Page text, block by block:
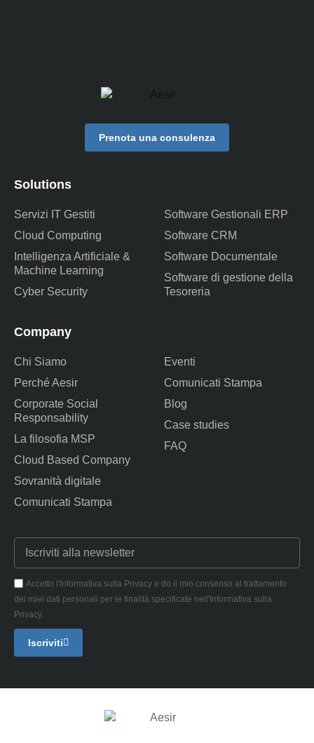
Solutions
Servizi IT Gestiti
Cloud Computing
Intelligenza Artificiale &
Machine Learning
Cyber Security
Software Gestionali ERP
Software CRM
Software Documentale
Software di gestione della
Tesoreria
Company
Chi Siamo
Perché Aesir
Corporate Social
Responsability
La filosofia MSP
Cloud Based Company
Sovranità digitale
Comunicati Stampa
Eventi
Comunicati Stampa
Blog
Case studies
FAQ
Accetto l'Informativa sulla Privacy e do il mio consenso al trattamento
dei miei dati personali per le finalità specificate nell'Informativa sulla
Privacy.
Iscriviti
Prenota una consulenza